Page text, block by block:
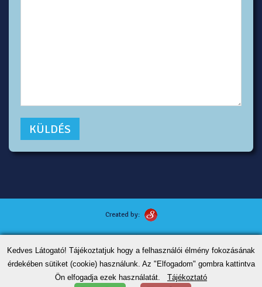
Created by:
ÁSZF
Adatvédelem
Kapcsolat
Kedves Látogató! Tájékoztatjuk hogy a felhasználói élmény fokozásának
érdekében sütiket (cookie) használunk. Az "Elfogadom" gombra kattintva
Ön elfogadja ezek használatát. Tájékoztató